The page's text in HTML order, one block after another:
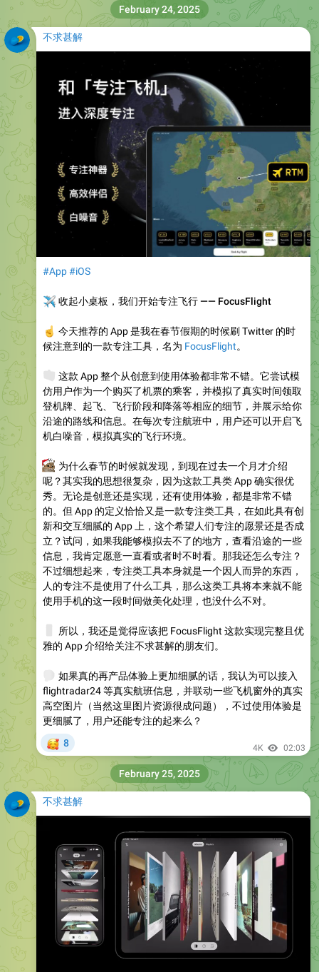
不求甚解
#App#iOS
收起小桌板，我们开始专注飞行 —— FocusFlight
今天推荐的 App 是我在春节假期的时候刷 Twitter 的时
候注意到的一款专注工具，名为 FocusFlight。
这款 App 整个从创意到使用体验都非常不错。它尝试模
仿用户作为一个购买了机票的乘客，并模拟了真实时间领取
登机牌、起飞、飞行阶段和降落等相应的细节，并展示给你
沿途的路线和信息。在每次专注航班中，用户还可以开启飞
机白噪音，模拟真实的飞行环境。
为什么春节的时候就发现，到现在过去一个月才介绍
呢？其实我的思想很复杂，因为这款工具类 App 确实很优
秀。无论是创意还是实现，还有使用体验，都是非常不错
的。但 App 的定义恰恰又是一款专注类工具，在如此具有创
新和交互细腻的 App 上，这个希望人们专注的愿景还是否成
立？试问，如果我能够模拟去不了的地方，查看沿途的一些
信息，我肯定愿意一直看或者时不时看。那我还怎么专注？
不过细想起来，专注类工具本身就是一个因人而异的东西，
人的专注不是使用了什么工具，那么这类工具将本来就不能
使用手机的这一段时间做美化处理，也没什么不对。
所以，我还是觉得应该把 FocusFlight 这款实现完整且优
雅的 App 介绍给关注不求甚解的朋友们。
如果真的再产品体验上更加细腻的话，我认为可以接入
flightradar24 等真实航班信息，并联动一些飞机窗外的真实
高空图片（当然这里图片资源很成问题），不过使用体验是
更细腻了，用户还能专注的起来么？
8 4K 02:03
February 24, 2025
不求甚解
February 25, 2025